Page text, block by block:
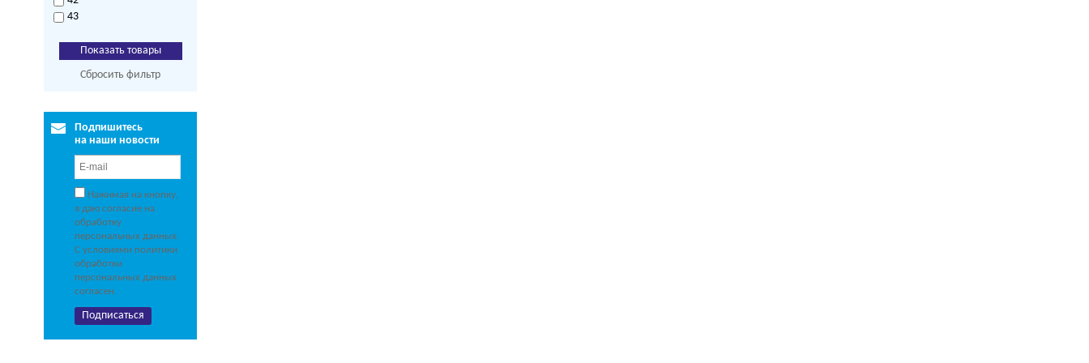
43
Сбросить фильтр
Подпишитесь
на наши новости
Нажимая на кнопку,
я даю согласие на
обработку
персональных данных.
С условиями политики
обработки
персональных данных
согласен.